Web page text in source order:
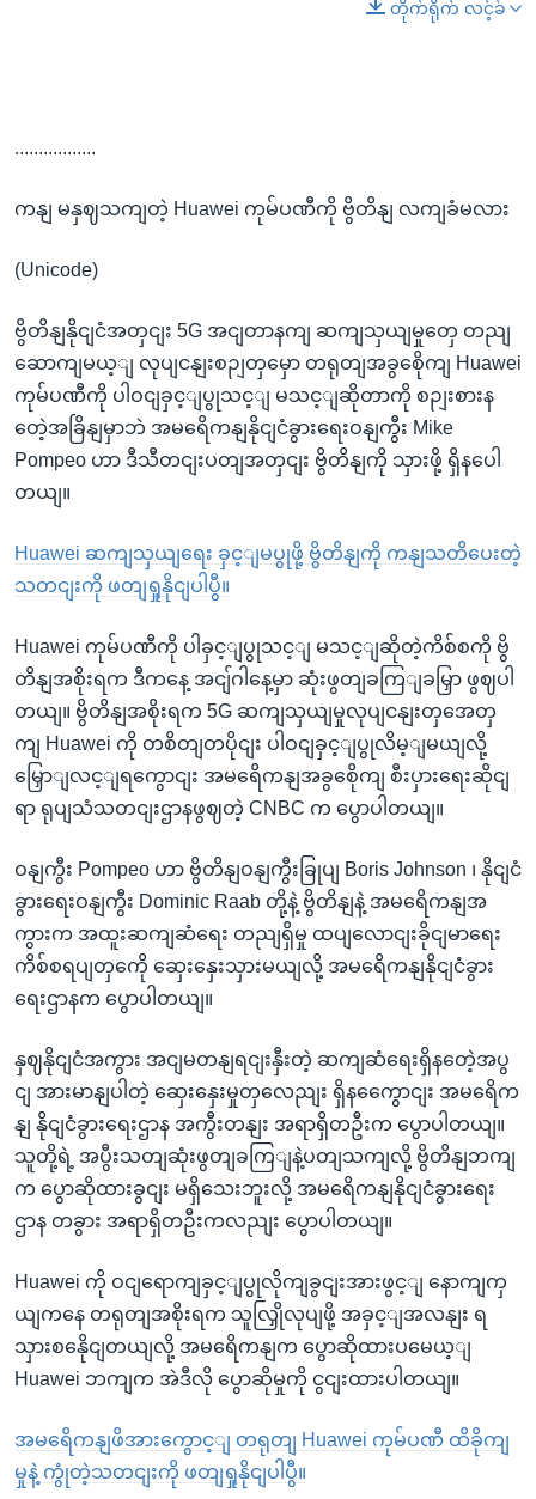
တိုက်ရိုက် လင့်ခ်
.................
ကနျ မနှဈသကျတဲ့ Huawei ကုမ်ပဏီကို ဗွိတိနျ လကျခံမလား
(Unicode)
ဗွိတိနျနိုငျငံအတှငျး 5G အငျတာနကျ ဆကျသှယျမှုတှေ တညျ
ဆောကျမယ့ျ လုပျငနျးစဉျတှမှော တရုတျအခွစေိုကျ Huawei
ကုမ်ပဏီကို ပါဝငျခှင့ျပွုသင့ျ မသင့ျဆိုတာကို စဉျးစားန
တေဲ့အခြိနျမှာဘဲ အမရေိကနျနိုငျငံခွားရေးဝနျကွီး Mike
Pompeo ဟာ ဒီသီတငျးပတျအတှငျး ဗွိတိနျကို သှားဖို့ ရှိနပေါ
တယျ။
Huawei ဆကျသှယျရေး ခှင့ျမပွုဖို့ ဗွိတိနျကို ကနျသတိပေးတဲ့
သတငျးကို ဖတျရှုနိုငျပါပွီ။
Huawei ကုမ်ပဏီကို ပါခှင့ျပွုသင့ျ မသင့ျဆိုတဲ့ကိစ်စကို ဗွိ
တိနျအစိုးရက ဒီကနေ့ အငျ်ဂါနေ့မှာ ဆုံးဖွတျခကြျခမြှာ ဖွဈပါ
တယျ။ ဗွိတိနျအစိုးရက 5G ဆကျသှယျမှုလုပျငနျးတှအေတှ
ကျ Huawei ကို တစိတျတပိုငျး ပါဝငျခှင့ျပွုလိမ့ျမယျလို့
မြှောျလင့ျရကွောငျး အမရေိကနျအခွစေိုကျ စီးပှားရေးဆိုငျ
ရာ ရုပျသံသတငျးဌာနဖွဈတဲ့ CNBC က ပွောပါတယျ။
ဝနျကွီး Pompeo ဟာ ဗွိတိနျဝနျကွီးခြုပျ Boris Johnson ၊ နိုငျငံ
ခွားရေးဝနျကွီး Dominic Raab တို့နဲ့ ဗွိတိနျနဲ့ အမရေိကနျအ
ကွားက အထူးဆကျဆံရေး တညျရှိမှု ထပျလောငျးခိုငျမာရေး
ကိစ်စရပျတှကေို ဆှေးနှေးသှားမယျလို့ အမရေိကနျနိုငျငံခွား
ရေးဌာနက ပွောပါတယျ။
နှဈနိုငျငံအကွား အငျမတနျရငျးနှီးတဲ့ ဆကျဆံရေးရှိနတေဲ့အပွ
ငျ အားမာနျပါတဲ့ ဆှေးနှေးမှုတှလေညျး ရှိနကွေောငျး အမရေိက
နျ နိုငျငံခွားရေးဌာန အကွီးတနျး အရာရှိတဦးက ပွောပါတယျ။
သူတို့ရဲ့ အပွီးသတျဆုံးဖွတျခကြျနဲ့ပတျသကျလို့ ဗွိတိနျဘကျ
က ပွောဆိုထားခွငျး မရှိသေးဘူးလို့ အမရေိကနျနိုငျငံခွားရေး
ဌာန တခွား အရာရှိတဦးကလညျး ပွောပါတယျ။
Huawei ကို ဝငျရောကျခှင့ျပွုလိုကျခွငျးအားဖွင့ျ နောကျကှ
ယျကနေ တရုတျအစိုးရက သူလြှိုလုပျဖို့ အခှင့ျအလနျး ရ
သှားစနေိုငျတယျလို့ အမရေိကနျက ပွောဆိုထားပမေယ့ျ
Huawei ဘကျက အဲဒီလို ပွောဆိုမှုကို ငွငျးထားပါတယျ။
အမရေိကနျဖိအားကွောင့ျ တရုတျ Huawei ကုမ်ပဏီ ထိခိုကျ
မှုနဲ့ ကွုံတဲ့သတငျးကို ဖတျရှုနိုငျပါပွီ။